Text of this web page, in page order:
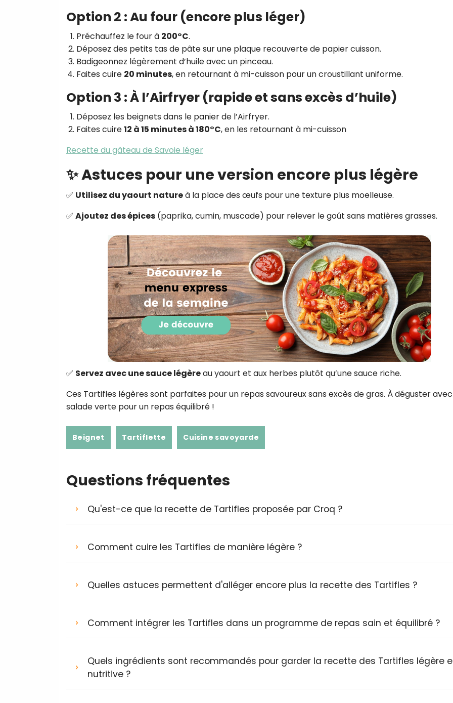
Option 2 : Au four (encore plus léger)
Préchauffez le four à 200°C.
Déposez des petits tas de pâte sur une plaque recouverte de papier cuisson.
Badigeonnez légèrement d’huile avec un pinceau.
Faites cuire 20 minutes, en retournant à mi-cuisson pour un croustillant uniforme.
Option 3 : À l’Airfryer (rapide et sans excès d’huile)
Déposez les beignets dans le panier de l’Airfryer.
Faites cuire12 à 15 minutes à 180°C, en les retournant à mi-cuisson
Recette du gâteau de Savoie léger
✨ Astuces pour une version encore plus légère
✅ Utilisez du yaourt natureà la place des œufs pour une texture plus moelleuse.
✅ Ajoutez des épices (paprika, cumin, muscade) pour relever le goût sans matières grasses.
✅ Servez avec une sauce légèreau yaourt et aux herbes plutôt qu’une sauce riche.
Ces Tartifles légères sont parfaites pour un repas savoureux sans excès de gras. À déguster
salade verte pour un repas équilibré !
Beignet Tartiflette Cuisine savoyarde
Questions fréquentes
Qu'est-ce que la recette de Tartifles proposée par Croq ?
Comment cuire les Tartifles de manière légère ?
Quelles astuces permettent d'alléger encore plus la recette des Tartifles ?
Comment intégrer les Tartifles dans un programme de repas sain et équilibré ?
Quels ingrédients sont recommandés pour garder la recette des Tartifles légère
nutritive ?